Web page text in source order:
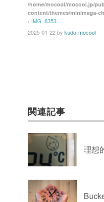
/home/mocool/mocool.jp/
content/themes/minimaga-
› IMG_8353
2025-01-22by kudo-mocool
関連記事
理想